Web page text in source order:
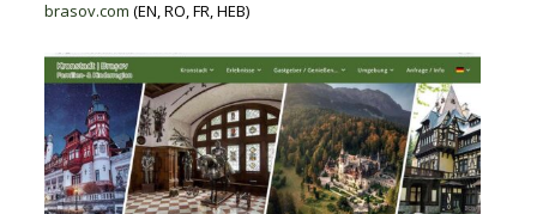
brasov.com (EN, RO, FR, HEB)